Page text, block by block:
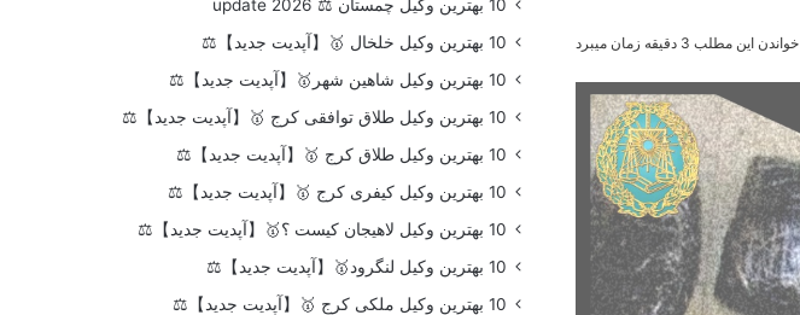
خواندن این مطلب 3 دقیقه زمان میبرد
10 بهترین وکیل چمستان ⚖️ update 2026
10 بهترین وکیل خلخال 🥇【آپدیت جدید】⚖️
10 بهترین وکیل شاهین شهر🥇【آپدیت جدید】⚖️
10 بهترین وکیل طلاق توافقی کرج 🥇【آپدیت جدید】⚖️
10 بهترین وکیل طلاق کرج 🥇【آپدیت جدید】⚖️
10 بهترین وکیل کیفری کرج 🥇【آپدیت جدید】⚖️
10 بهترین وکیل لاهیجان کیست ؟🥇【آپدیت جدید】⚖️
10 بهترین وکیل لنگرود🥇【آپدیت جدید】⚖️
10 بهترین وکیل ملکی کرج 🥇【آپدیت جدید】⚖️